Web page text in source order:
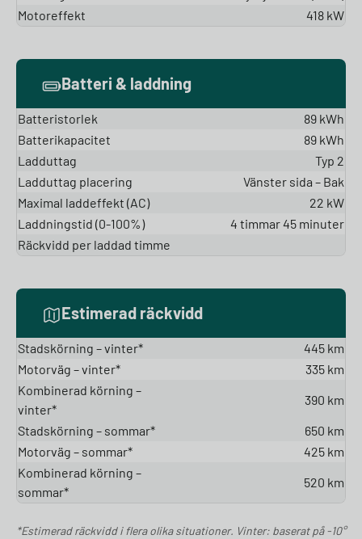
Motoreffekt
418 kW
Batteri & laddning
Batteristorlek
89 kWh
Batterikapacitet
89 kWh
Ladduttag
Typ 2
Ladduttag placering
Vänster sida – Bak
Maximal laddeffekt (AC)
22 kW
Laddningstid (0-100%)
4 timmar 45 minuter
Räckvidd per laddad timme
Estimerad räckvidd
Stadskörning – vinter*
445 km
Motorväg – vinter*
335 km
Kombinerad körning –
vinter*
390 km
Stadskörning – sommar*
650 km
Motorväg – sommar*
425 km
Kombinerad körning –
sommar*
520 km
*Estimerad räckvidd i flera olika situationer. Vinter: baserat på -10°